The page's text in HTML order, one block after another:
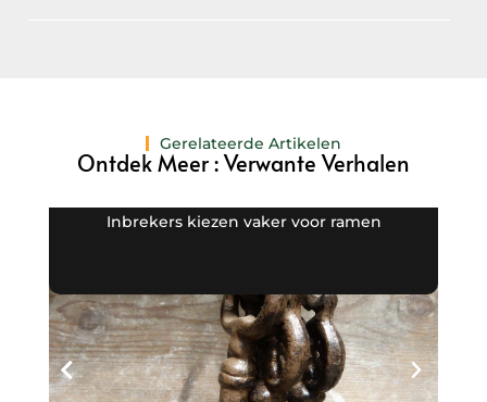
Gerelateerde Artikelen
Ontdek Meer : Verwante Verhalen
Inbrekers kiezen vaker voor ramen